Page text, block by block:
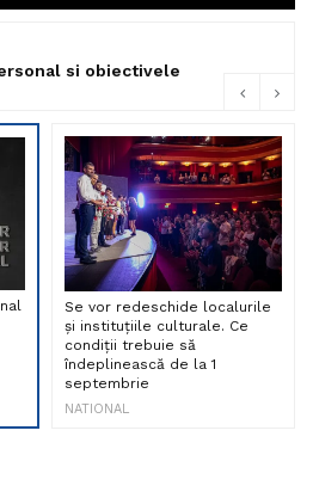
si obiectivele
Se vor redeschide localurile
și instituțiile culturale. Ce
condiții trebuie să
îndeplinească de la 1
septembrie
NATIONAL